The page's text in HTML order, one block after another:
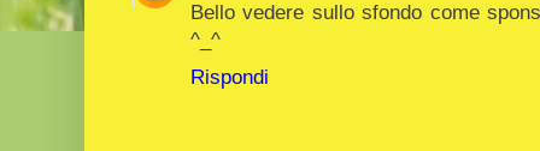
Bello vedere sullo sfondo come
^_^
Rispondi